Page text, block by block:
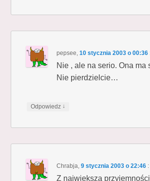
pepsee,10 stycznia 2003 o 00:36
Nie , ale na serio. Ona ma
Nie pierdzielcie…
Odpowiedz ↓
Chrabja,9 stycznia 2003 o 22:46 :
Z największą